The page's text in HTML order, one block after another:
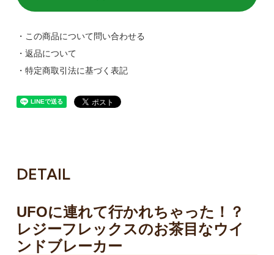
・この商品について問い合わせる
・返品について
・特定商取引法に基づく表記
DETAIL
UFOに連れて行かれちゃった！？
レジーフレックスのお茶目なウイ
ンドブレーカー